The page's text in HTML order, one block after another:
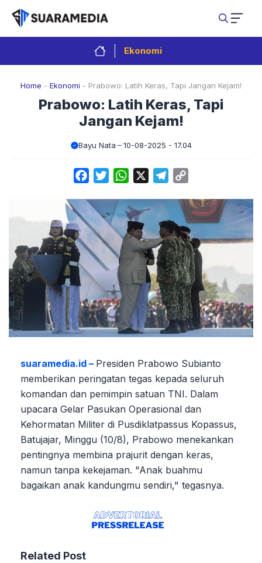
Langsung
isi
Ekonomi
Home - Ekonomi - Prabowo: Latih Keras, Tapi Jangan Kejam!
Prabowo: Latih Keras, Tapi
Jangan Kejam!
Bayu Nata 10-08-2025 - 17.04
FacebookTwitterWhatsApp Telegram
suaramedia.id – Presiden Prabowo Subianto
memberikan peringatan tegas kepada seluruh
komandan dan pemimpin satuan TNI. Dalam
upacara Gelar Pasukan Operasional dan
Kehormatan Militer di Pusdiklatpassus Kopassus,
Batujajar, Minggu (10/8), Prabowo menekankan
pentingnya membina prajurit dengan keras,
namun tanpa kekejaman. "Anak buahmu
bagaikan anak kandungmu sendiri," tegasnya.
Related Post